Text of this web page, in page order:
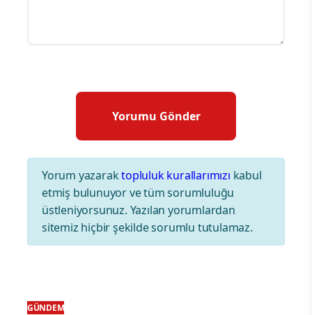
Yorum yazaraktopluluk kurallarımızı kabul
etmiş bulunuyor ve tüm sorumluluğu
üstleniyorsunuz. Yazılan yorumlardan
sitemiz hiçbir şekilde sorumlu tutulamaz.
GÜNDEM